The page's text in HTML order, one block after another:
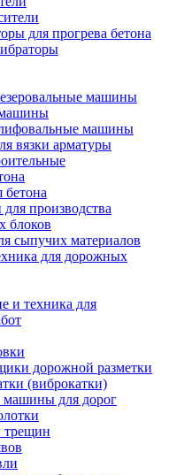
для прогрева бетона
машины
машины
вязки арматуры
бетона
производства
блоков
сыпучих материалов
для дорожных
и техника для
дорожной разметки
(виброкатки)
машины для дорог
трещин